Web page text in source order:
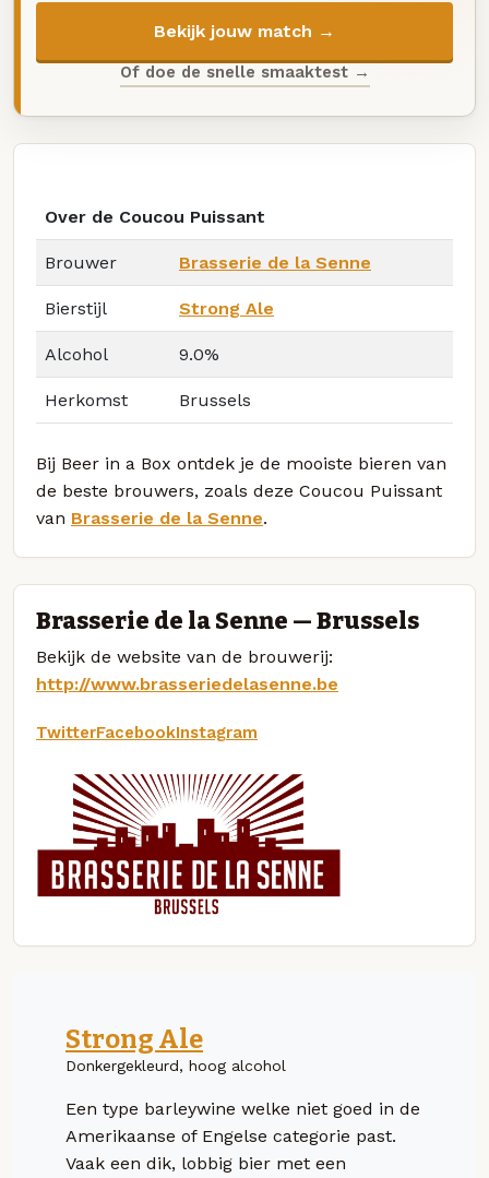
Bekijk jouw match →
Of doe de snelle smaaktest →
Over de Coucou Puissant
Brouwer Brasserie de la Senne
Bierstijl Strong Ale
Alcohol 9.0%
Herkomst Brussels
Bij Beer in a Box ontdek je de mooiste bieren van
de beste brouwers, zoals deze Coucou Puissant
van Brasserie de la Senne.
Brasserie de la Senne — Brussels
Bekijk de website van de brouwerij:
http://www.brasseriedelasenne.be
TwitterFacebookInstagram
Strong Ale
Donkergekleurd, hoog alcohol
Een type barleywine welke niet goed in de
Amerikaanse of Engelse categorie past.
Vaak een dik, lobbig bier met een